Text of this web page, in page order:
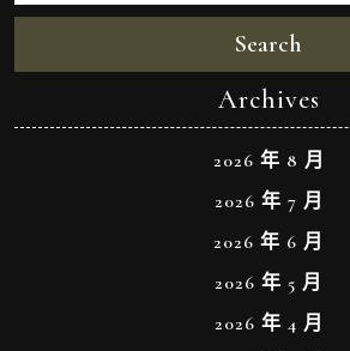
Search
Archives
2026 年 8 月
2026 年 7 月
2026 年 6 月
2026 年 5 月
2026 年 4 月